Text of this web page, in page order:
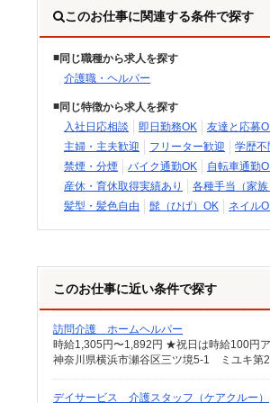
このお仕事に関連する条件で探す
同じ職種から求人を探す
介護職・ヘルパー
同じ特徴から求人を探す
入社日応相談
即日勤務OK 友達と応募
主婦・主夫歓迎
フリーター歓迎 学歴不
禁煙・分煙
バイク通勤OK 自転車通勤
産休・育休取得実績あり
各種手当（家
髪型・髪色自由
髭（ひげ）OK ネイル
このお仕事に近い条件で探す
訪問介護 ホームヘルパー
神奈川県横浜市瀬谷区三ツ境5-1 ミユキ第
デイサービス 介護スタッフ（ケアクルー）